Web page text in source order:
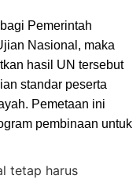
Pemerintah
Nasional, maka
hasil UN tersebut
standar peserta
Pemetaan ini
pembinaan untuk
tetap harus